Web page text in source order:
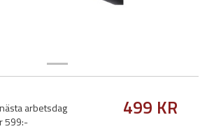
arbetsdag
599:-
499 KR